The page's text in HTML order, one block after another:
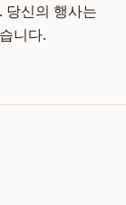
신의 행사는
니다.